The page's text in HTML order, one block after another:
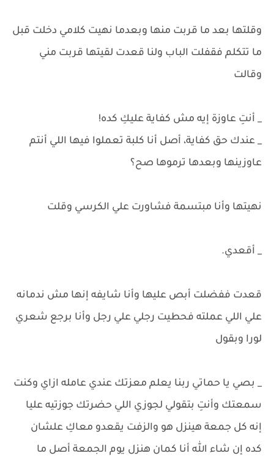
وقلتها بعد ما قربت منها وبعدما نهيت كلامي دخلت قبل
ما تتكلم فقفلت الباب ولنا قعدت لقيتها قربت مني
وقالت
_ أنتِ عاوزة إيه مش كفاية عليكِ كده!
_ عندك حق كفاية، أصل أنا كلبة تعملوا فيها اللي أنتم
عاوزينها وبعدها ترموها صح؟
نهيتها وأنا مبتسمة فشاورت علي الكرسي وقلت
_ أقعدي.
قعدت ففضلت أبص عليها وأنا شايفه إنها مش ندمانه
علي اللي عملته فحطيت رجلي علي رجل وأنا برجع شعري
لورا وبقول
_ بصي يا حماتي ربنا يعلم معزتك عندي عامله ازاي وكنت
سمعتك وأنتِ بتقولي لجوزي اللي حضرتك جوزتيه عليا
إنه كل جمعة هينزل هو والزفت يقعدو معاكِ علشان
كده إن شاء الله أنا كمان هنزل يوم الجمعة أصل ما